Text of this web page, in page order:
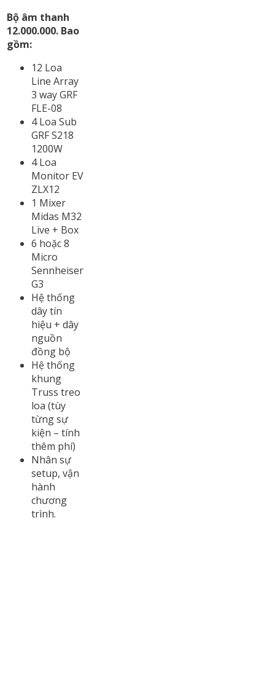
Bộ âm thanh
12.000.000. Bao
gồm:
12 Loa
Line Array
3 way GRF
FLE-08
4 Loa Sub
GRF S218
1200W
4 Loa
Monitor EV
ZLX12
1 Mixer
Midas M32
Live + Box
6 hoặc 8
Micro
Sennheiser
G3
Hệ thống
dây tín
hiệu + dây
nguồn
đồng bộ
Hệ thống
khung
Truss treo
loa (tùy
từng sự
kiện – tính
thêm phí)
Nhân sự
setup, vận
hành
chương
trình.